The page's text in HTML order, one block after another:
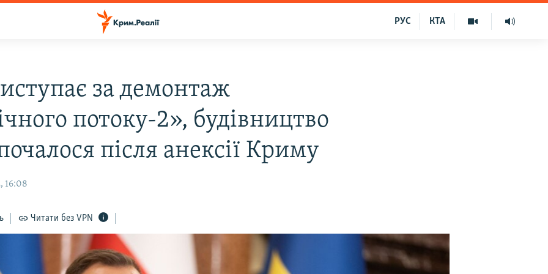
КТА
РУС
за демонтаж
потоку-2», будівництво
після анексії Криму
16:08
Читати без VPN